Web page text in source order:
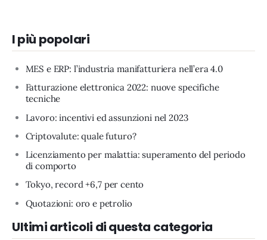
I più popolari
MES e ERP: l’industria manifatturiera nell’era 4.0
Fatturazione elettronica 2022: nuove specifiche
tecniche
Lavoro: incentivi ed assunzioni nel 2023
Criptovalute: quale futuro?
Licenziamento per malattia: superamento del periodo
di comporto
Tokyo, record +6,7 per cento
Quotazioni: oro e petrolio
Ultimi articoli di questa categoria